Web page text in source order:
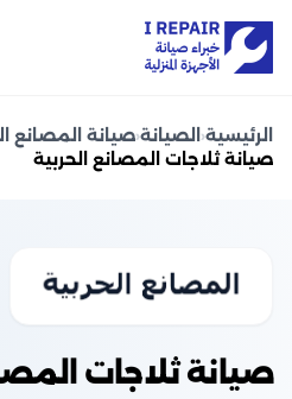
الرئيسية‹ الصيانة‹صيانة المصانع
صيانة ثلاجات المصانع الحربية
صيانة ثلاجات